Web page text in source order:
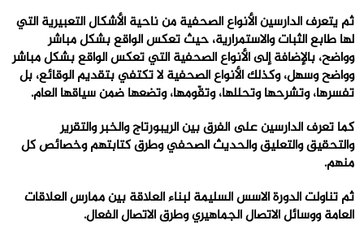
ثم يتعرف الدارسين الأنواع الصحفية من ناحية الأشكال التعبيرية التي
لهاطابع الثبات والاستمرارية،حيثتعكس الواقع بشكل مباشر
وواضح، بالإضافة إلىالأنواع الصحفيةالتيتعكس الواقع بشكل مباشر
وواضح وسهل، وكذلكالأنواع الصحفية لا تكتفي بتقديم الوقائع،بل
تفسرها، وتشرحها وتحللها، وتقّومها، وتضعها ضمن سياقها العام.
كما تعرف الدارسين على الفرق بين الريبورتاج والخبر والتقرير
والتحقيق والتعليق والحديث الصحفي وطرق كتابتهم وخصائص كل
منهم.
ثم تناولت الدورة الاسس السليمة لبناء العلاقة بين ممارس العلاقات
العامة ووسائل الاتصال الجماهيري وطرق الاتصال الفعال.